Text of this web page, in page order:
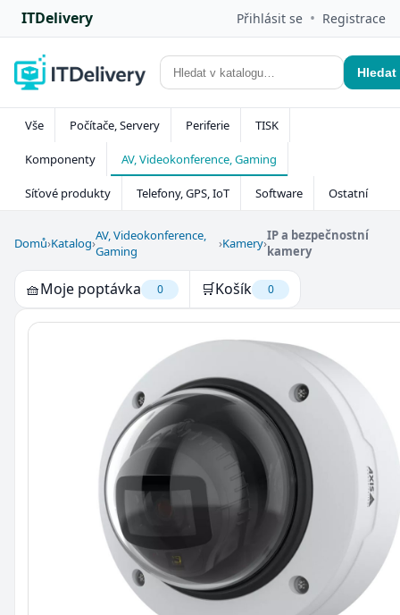
ITDelivery Přihlásit se • Registrace
Hledat
Vše Počítače, Servery Periferie TISK
Komponenty AV, Videokonference, Gaming
Síťové produkty Telefony, GPS, IoT Software Ostatní
Domů›Katalog›AV, Videokonference,
Gaming
›Kamery›IP a bezpečnostní
kamery
🧺Moje poptávka 0 🛒Košík 0